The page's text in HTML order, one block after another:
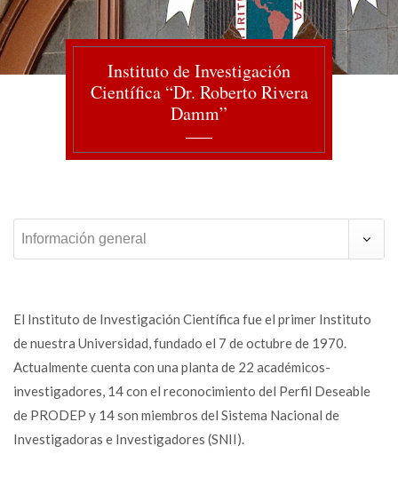
Instituto de Investigación
Científica “Dr. Roberto Rivera
Damm”
Información general
El Instituto de Investigación Científica fue el primer Instituto
de nuestra Universidad, fundado el 7 de octubre de 1970.
Actualmente cuenta con una planta de 22 académicos-
investigadores, 14 con el reconocimiento del Perfil Deseable
de PRODEP y 14 son miembros del Sistema Nacional de
Investigadoras e Investigadores (SNII).